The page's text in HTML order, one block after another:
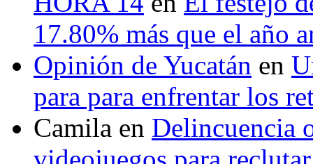
17.80% más que el año
Opinión de Yucatán en
para para enfrentar los
Camila en Delincuencia